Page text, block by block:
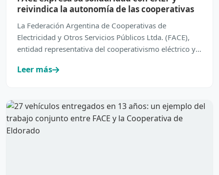
reivindica la autonomía de las cooperativas
La Federación Argentina de Cooperativas de
Electricidad y Otros Servicios Públicos Ltda. (FACE),
entidad representativa del cooperativismo eléctrico y
Leer más